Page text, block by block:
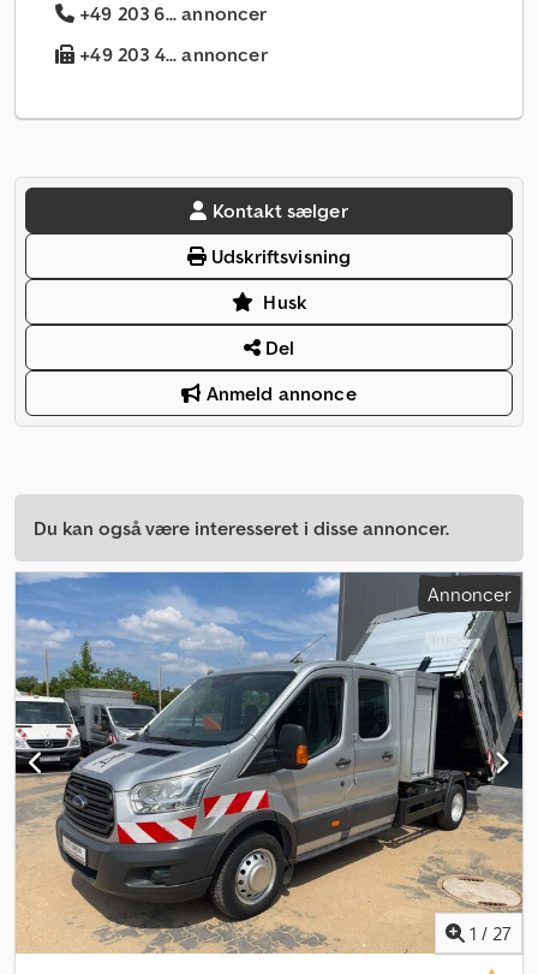
+49 203 6... annoncer
+49 203 4... annoncer
Kontakt sælger
Udskriftsvisning
Husk
Del
Anmeld annonce
Du kan også være interesseret i disse annoncer.
Annoncer
1 / 27